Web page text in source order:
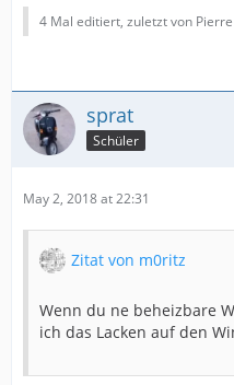
4 Mal editiert, zuletzt von
sprat
Schüler
May 2, 2018 at 22:31
Zitat von m0ritz
Wenn du ne beheizbare
ich das Lacken auf den